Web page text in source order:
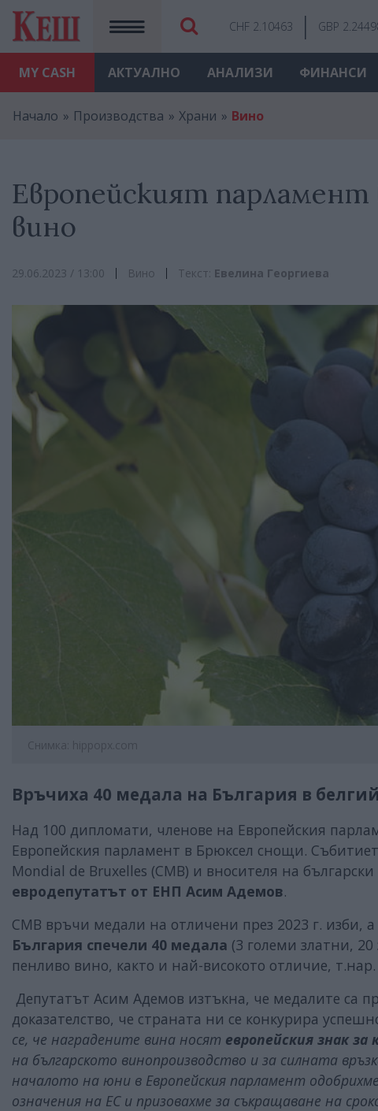
MY CASH
CHF 2.10463 GBP
АКТУАЛНО АНАЛИЗИ ФИНАНСИ
Начало Производства Храни Вино
Европейският парламент
вино
29.06.2023 / 13:00 Вино Текст: Евелина Георгиева
Снимка: hippopx.com
Връчиха 40 медала на България в
Над 100 дипломати, членове на Европейския
Европейския парламент в Брюксел снощи.
Mondial de Bruxelles (CMB) и вносителя на
евродепутатът от ЕНП Асим Адемов.
СМВ връчи медали на отличени през 2023 г. изби, а
България спечели 40 медала (3 големи златни,
пенливо вино, както и най-високото отличие,
Депутатът Асим Адемов изтъкна, че медалите са
доказателство, че страната ни се конкурира
се, че наградените вина носят европейския знак за
на българското винопроизводство и за силната
началото на юни в Европейския парламент
означения на ЕС и призовахме за съкращаване на